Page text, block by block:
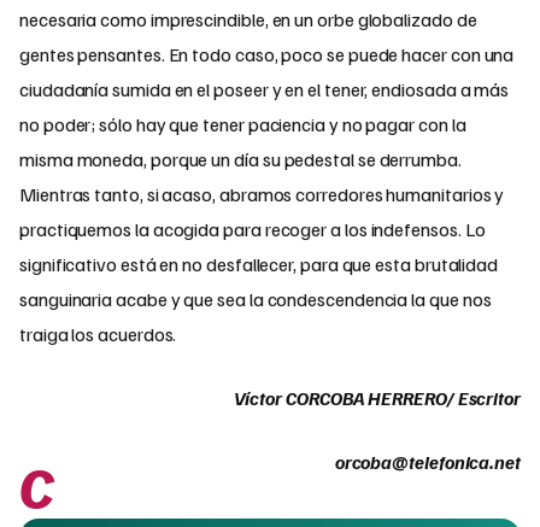
necesaria como imprescindible, en un orbe globalizado de
gentes pensantes. En todo caso, poco se puede hacer con una
ciudadanía sumida en el poseer y en el tener, endiosada a más
no poder; sólo hay que tener paciencia y no pagar con la
misma moneda, porque un día su pedestal se derrumba.
Mientras tanto, si acaso, abramos corredores humanitarios y
practiquemos la acogida para recoger a los indefensos. Lo
significativo está en no desfallecer, para que esta brutalidad
sanguinaria acabe y que sea la condescendencia la que nos
traiga los acuerdos.
Víctor CORCOBA HERRERO/ Escritor
c orcoba@telefonica.net